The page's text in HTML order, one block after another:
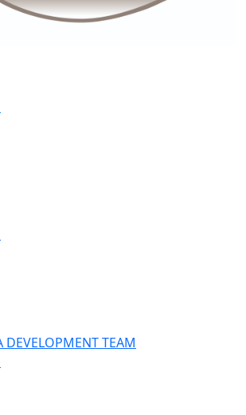
DEVELOPMENT TEAM